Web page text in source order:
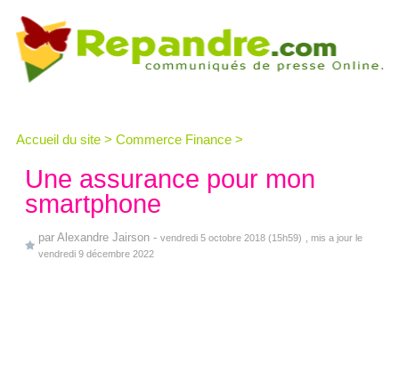
Accueil du site > Commerce Finance >
Une assurance pour mon
smartphone
par Alexandre Jairson - vendredi 5 octobre 2018 (15h59)
, mis a jour le
vendredi 9 décembre 2022